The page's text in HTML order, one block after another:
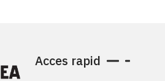
Acces rapid